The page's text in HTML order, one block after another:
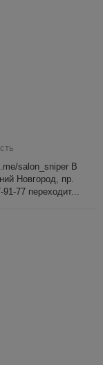
salon_sniper В
Новгород, пр.
77 переходит...